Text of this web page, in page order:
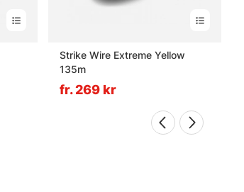
Strike Wire Extreme Yellow
135m
fr. 269 kr